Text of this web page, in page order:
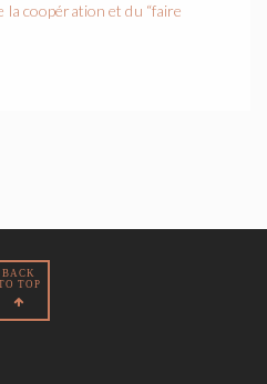
la coopération et du “faire
BACK
TOP